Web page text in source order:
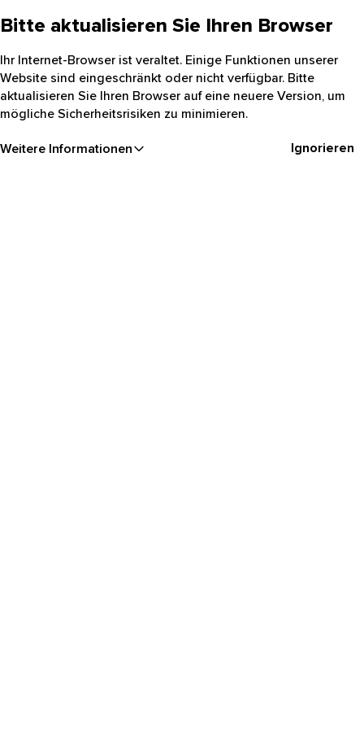
Bitte aktualisieren Sie Ihren Browser
Ihr Internet-Browser ist veraltet. Einige Funktionen unserer
Website sind eingeschränkt oder nicht verfügbar. Bitte
aktualisieren Sie Ihren Browser auf eine neuere Version, um
mögliche Sicherheitsrisiken zu minimieren.
Weitere Informationen Ignorieren